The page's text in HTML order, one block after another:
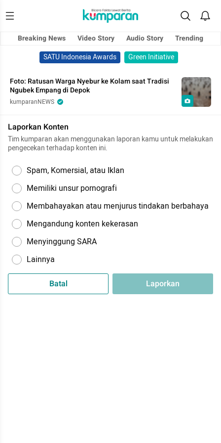
Breaking News Video Story Audio Story
Trending
SATU Indonesia Awards
Green Initiative
Foto: Ratusan Warga Nyebur ke Kolam saat Tradisi
Ngubek Empang di Depok
kumparanNEWS
Laporkan Konten
Tim kumparan akan menggunakan laporan kamu untuk melakukan
pengecekan terhadap konten ini.
Spam, Komersial, atau Iklan
Memiliki unsur pornografi
Membahayakan atau menjurus tindakan berbahaya
Mengandung konten kekerasan
Menyinggung SARA
Lainnya
Batal Laporkan